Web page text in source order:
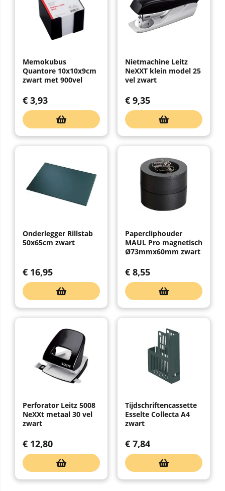
Memokubus
Quantore 10x10x9cm
zwart met 900vel
€ 3,93
Nietmachine Leitz
NeXXT klein model 25
vel zwart
€ 9,35
Onderlegger Rillstab
50x65cm zwart
€ 16,95
Papercliphouder
MAUL Pro magnetisch
Ø73mmx60mm zwart
€ 8,55
Perforator Leitz 5008
NeXXt metaal 30 vel
zwart
€ 12,80
Tijdschriftencassette
Esselte Collecta A4
zwart
€ 7,84